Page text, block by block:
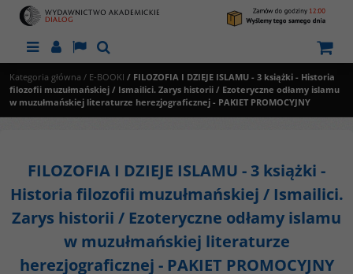
MenuPanelLangSzukaj
Kategoria główna / E-BOOKI / FILOZOFIA I DZIEJE ISLAMU - 3 książki - Historia
filozofii muzułmańskiej / Ismailici. Zarys historii / Ezoteryczne odłamy islamu
w muzułmańskiej literaturze herezjograficznej - PAKIET PROMOCYJNY
FILOZOFIA I DZIEJE ISLAMU - 3 książki -
Historia filozofii muzułmańskiej / Ismailici.
Zarys historii / Ezoteryczne odłamy islamu
w muzułmańskiej literaturze
herezjograficznej - PAKIET PROMOCYJNY